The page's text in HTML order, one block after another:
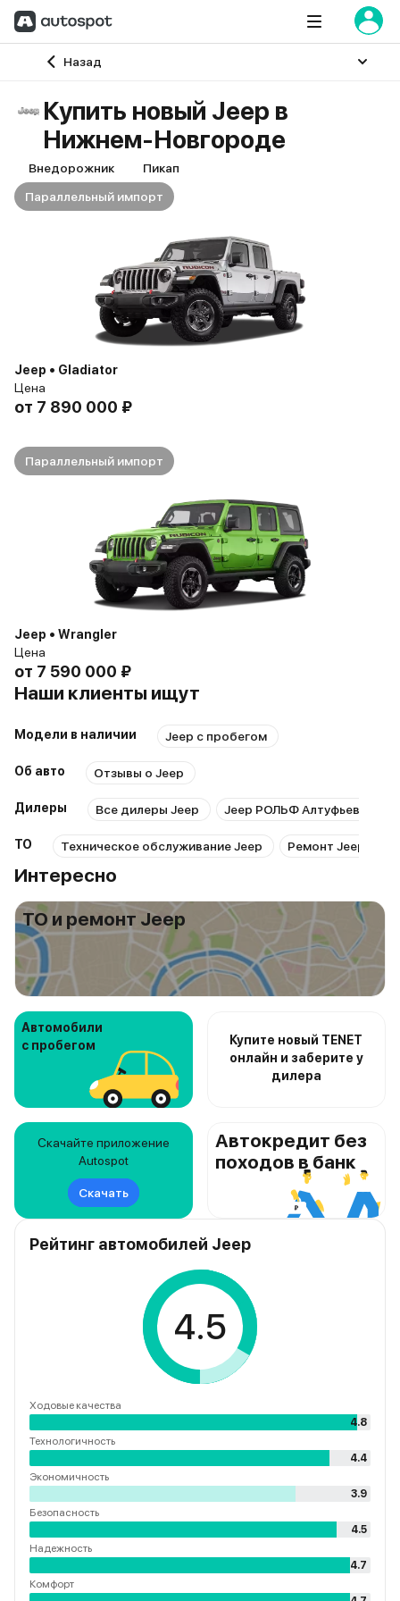
Назад
Главная
Купить новый Jeep в
Нижнем-Новгороде
Внедорожник
Пикап
Параллельный импорт
Jeep • Gladiator
Цена
от 7 890 000 ₽
Параллельный импорт
Jeep • Wrangler
Цена
от 7 590 000 ₽
Наши клиенты ищут
Модели в наличии Jeep с пробегом
Об авто Отзывы о Jeep
Дилеры Все дилеры Jeep Jeep РОЛЬФ Алтуфьево
ТО Техническое обслуживание Jeep Ремонт Jeep
Интересно
ТО и ремонт Jeep
Автомобили
с пробегом
Купите новый TENET
онлайн и заберите у
дилера
Скачайте приложение
Autospot
Скачать
Автокредит без
походов в банк
Рейтинг автомобилей Jeep
4.5
Ходовые качества
4.8
Технологичность
4.4
Экономичность
3.9
Безопасность
4.5
Надежность
4.7
Комфорт